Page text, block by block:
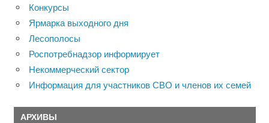
Конкурсы
Ярмарка выходного дня
Лесополосы
Роспотребнадзор информирует
Некоммерческий сектор
Информация для участников СВО и членов их семей
АРХИВЫ